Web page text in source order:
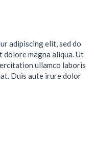
adipiscing elit, sed do
dolore magna aliqua. Ut
ullamco laboris
Duis aute irure dolor